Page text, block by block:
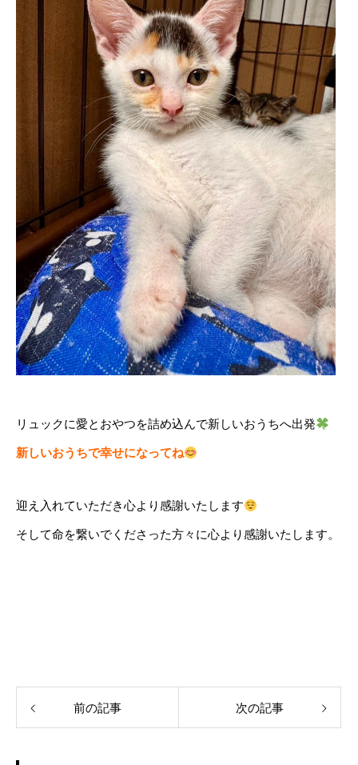
リュックに愛とおやつを詰め込んで新しいおうちへ出発
新しいおうちで幸せになってね
迎え入れていただき心より感謝いたします
そして命を繋いでくださった方々に心より感謝いたします。
前の記事 次の記事